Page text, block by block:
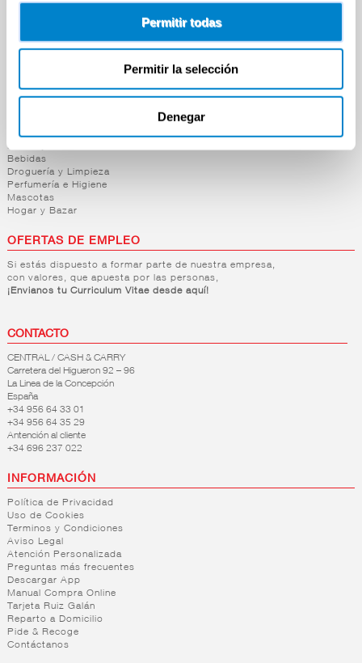
Permitir todas
Permitir la selección
Denegar
Congelados
Quesos al Corte
Frutas y Verduras
Bebidas
Droguería y Limpieza
Perfumería e Higiene
Mascotas
Hogar y Bazar
OFERTAS DE EMPLEO
Si estás dispuesto a formar parte de nuestra empresa,
con valores, que apuesta por las personas,
¡Envianos tu Curriculum Vitae desde aquí!
CONTACTO
CENTRAL / CASH & CARRY
Carretera del Higueron 92 – 96
La Linea de la Concepción
España
+34 956 64 33 01
+34 956 64 35 29
Antención al cliente
+34 696 237 022
INFORMACIÓN
Política de Privacidad
Uso de Cookies
Terminos y Condiciones
Aviso Legal
Atención Personalizada
Preguntas más frecuentes
Descargar App
Manual Compra Online
Tarjeta Ruiz Galán
Reparto a Domicilio
Pide & Recoge
Contáctanos